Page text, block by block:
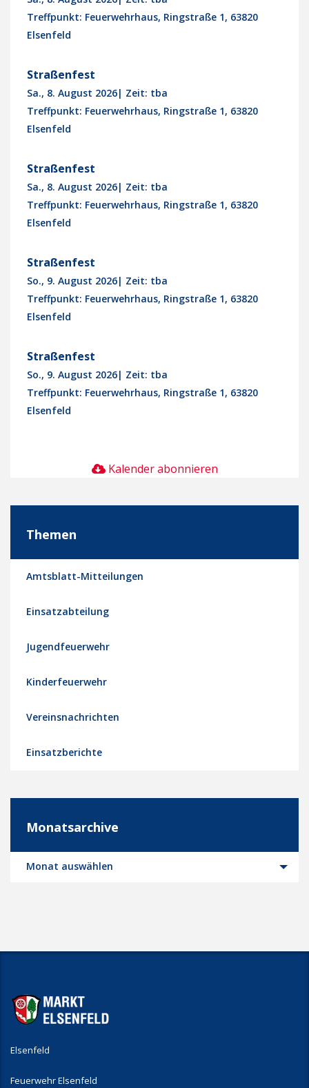
Treffpunkt: Feuerwehrhaus, Ringstraße 1, 63820
Elsenfeld
Straßenfest
Sa., 8. August 2026| Zeit: tba
Treffpunkt: Feuerwehrhaus, Ringstraße 1, 63820
Elsenfeld
Straßenfest
Sa., 8. August 2026| Zeit: tba
Treffpunkt: Feuerwehrhaus, Ringstraße 1, 63820
Elsenfeld
Straßenfest
So., 9. August 2026| Zeit: tba
Treffpunkt: Feuerwehrhaus, Ringstraße 1, 63820
Elsenfeld
Straßenfest
So., 9. August 2026| Zeit: tba
Treffpunkt: Feuerwehrhaus, Ringstraße 1, 63820
Elsenfeld
Kalender abonnieren
Themen
Amtsblatt-Mitteilungen
Einsatzabteilung
Jugendfeuerwehr
Kinderfeuerwehr
Vereinsnachrichten
Einsatzberichte
Monatsarchive
Monatsarchive
Monat auswählen
Elsenfeld
Feuerwehr Elsenfeld